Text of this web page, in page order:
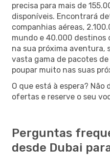
precisa para mais de
disponíveis. Encontrará
companhias aéreas,
mundo e 40.000 destinos
na sua próxima aventura,
vasta gama de pacotes
poupar muito nas suas
O que está à espera? Não
ofertas e reserve o seu
Perguntas
desde Dubai